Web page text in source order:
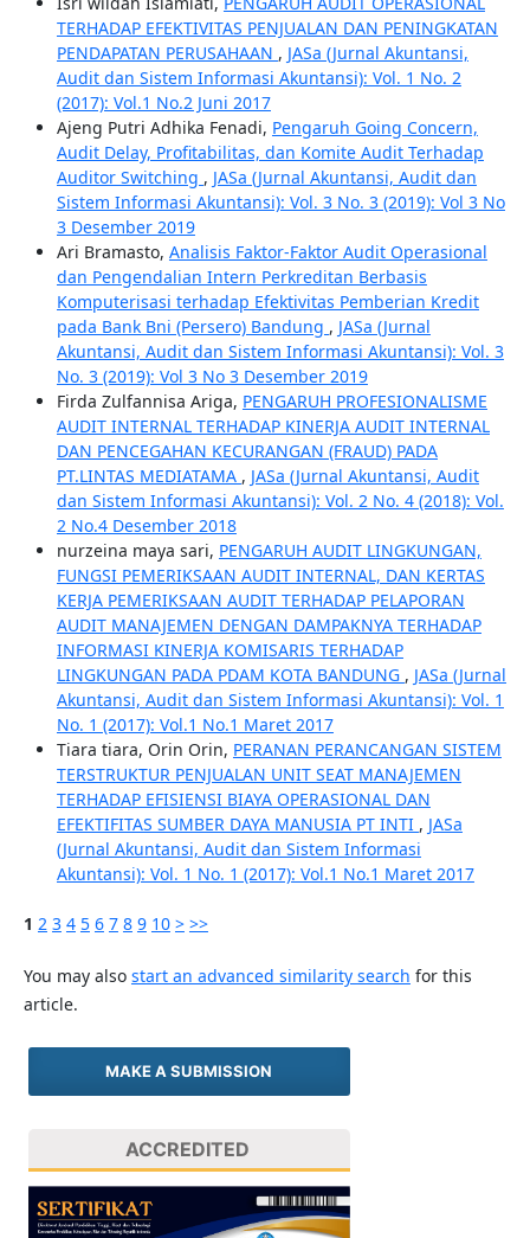
TERHADAP EFEKTIVITAS PENJUALAN DAN PENINGKATAN
PENDAPATAN PERUSAHAAN , JASa (Jurnal Akuntansi,
Audit dan Sistem Informasi Akuntansi): Vol. 1 No. 2
(2017): Vol.1 No.2 Juni 2017
Ajeng Putri Adhika Fenadi, Pengaruh Going Concern,
Audit Delay, Profitabilitas, dan Komite Audit Terhadap
Auditor Switching , JASa (Jurnal Akuntansi, Audit dan
Sistem Informasi Akuntansi): Vol. 3 No. 3 (2019): Vol 3 No
3 Desember 2019
Ari Bramasto, Analisis Faktor-Faktor Audit Operasional
dan Pengendalian Intern Perkreditan Berbasis
Komputerisasi terhadap Efektivitas Pemberian Kredit
pada Bank Bni (Persero) Bandung , JASa (Jurnal
Akuntansi, Audit dan Sistem Informasi Akuntansi): Vol. 3
No. 3 (2019): Vol 3 No 3 Desember 2019
Firda Zulfannisa Ariga, PENGARUH PROFESIONALISME
AUDIT INTERNAL TERHADAP KINERJA AUDIT INTERNAL
DAN PENCEGAHAN KECURANGAN (FRAUD) PADA
PT.LINTAS MEDIATAMA , JASa (Jurnal Akuntansi, Audit
dan Sistem Informasi Akuntansi): Vol. 2 No. 4 (2018): Vol.
2 No.4 Desember 2018
nurzeina maya sari, PENGARUH AUDIT LINGKUNGAN,
FUNGSI PEMERIKSAAN AUDIT INTERNAL, DAN KERTAS
KERJA PEMERIKSAAN AUDIT TERHADAP PELAPORAN
AUDIT MANAJEMEN DENGAN DAMPAKNYA TERHADAP
INFORMASI KINERJA KOMISARIS TERHADAP
LINGKUNGAN PADA PDAM KOTA BANDUNG , JASa (Jurnal
Akuntansi, Audit dan Sistem Informasi Akuntansi): Vol. 1
No. 1 (2017): Vol.1 No.1 Maret 2017
Tiara tiara, Orin Orin, PERANAN PERANCANGAN SISTEM
TERSTRUKTUR PENJUALAN UNIT SEAT MANAJEMEN
TERHADAP EFISIENSI BIAYA OPERASIONAL DAN
EFEKTIFITAS SUMBER DAYA MANUSIA PT INTI , JASa
(Jurnal Akuntansi, Audit dan Sistem Informasi
Akuntansi): Vol. 1 No. 1 (2017): Vol.1 No.1 Maret 2017
1 2 3 4 5 6 7 8 9 10 > >>
You may also start an advanced similarity search for this
article.
MAKE A SUBMISSION
ACCREDITED